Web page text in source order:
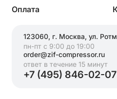
Оплата
123060, г. Москва, ул.
пн-пт с 9:00 до 19:00
order@zif-compressor.ru
ответ в течение 15 минут
+7 (495) 846-02-07